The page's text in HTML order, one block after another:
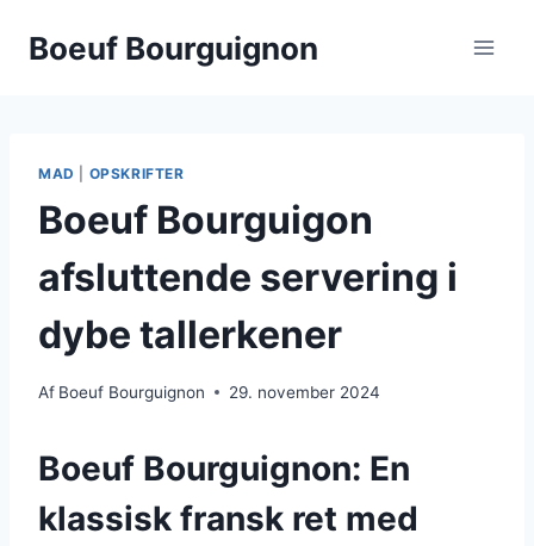
Boeuf Bourguignon
MAD OPSKRIFTER
Boeuf Bourguigon
afsluttende servering i
dybe tallerkener
Af Boeuf Bourguignon 29. november 2024
Boeuf Bourguignon: En
klassisk fransk ret med